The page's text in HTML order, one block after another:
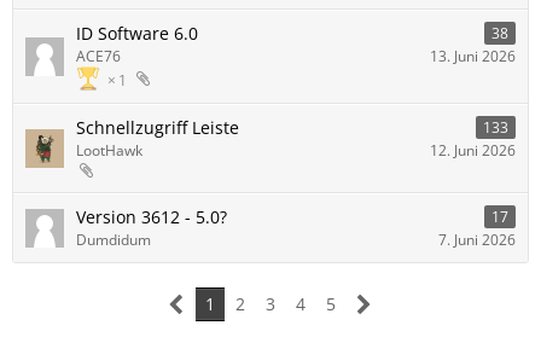
ID Software 6.0 38
1
ACE76 13. Juni 2026
Schnellzugriff Leiste
133
LootHawk
12. Juni 2026
Version 3612 - 5.0?
17
Dumdidum
7. Juni 2026
1 2 3 4 5